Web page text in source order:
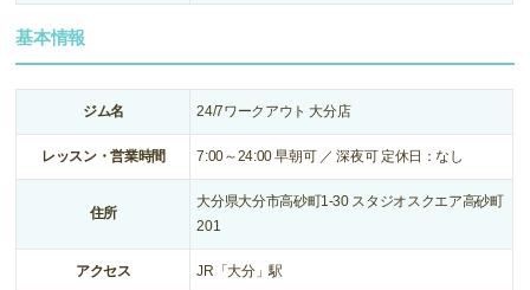
基本情報
ジム名 24/7ワークアウト 大分店
レッスン・営業時間 7:00～24:00 早朝可 ／ 深夜可 定休日：なし
住所
大分県大分市高砂町1-30 スタジオスクエア高砂町
201
アクセス JR「大分」駅